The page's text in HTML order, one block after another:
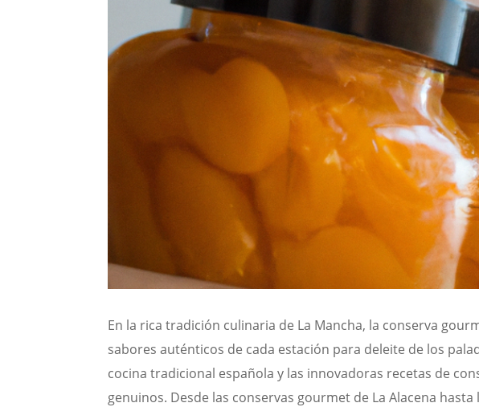
En la rica tradición culinaria de La Mancha, la conserva
sabores auténticos de cada estación para deleite de los
cocina tradicional española y las innovadoras recetas de
genuinos. Desde las conservas gourmet de La Alacena